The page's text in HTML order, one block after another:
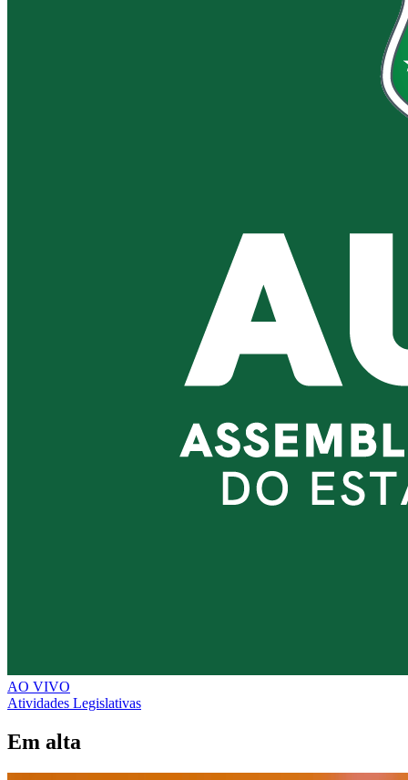
AO VIVO
Atividades Legislativas
Em alta